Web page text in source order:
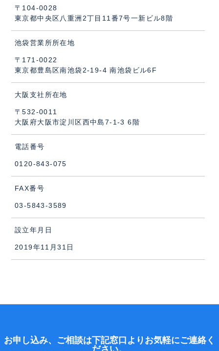
〒104-0028
東京都中央区八重洲2丁目11番7号一新ビル8階
池袋営業所所在地
〒171-0022
東京都豊島区南池袋2-19-4 南池袋ビル6F
大阪支社所在地
〒532-0011
大阪府大阪市淀川区西中島7-1-3 6階
電話番号
0120-843-075
FAX番号
03-5843-3589
設立年月日
2019年11月31日
お申し込み、ご相談は下記窓口よりお気軽にご連絡く